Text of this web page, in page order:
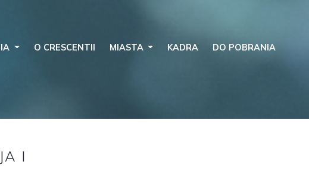
O CRESCENTII MIASTA KADRA DO POBRANIA
I